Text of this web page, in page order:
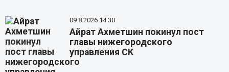
09.8.2026 14:30
Айрат Ахметшин покинул пост
главы нижегородского
управления СК